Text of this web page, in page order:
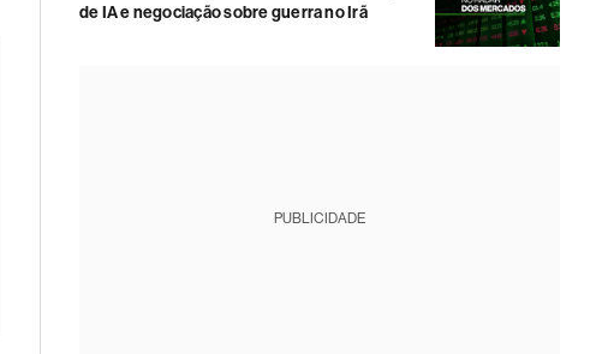
de IA e negociação sobre guerra no Irã
PUBLICIDADE